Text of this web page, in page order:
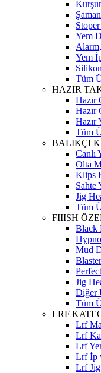
Yem
Yem
Tüm
HAZIR
Hazır
Hazır
Hazır
Tüm
BALIKÇI
Canlı
Olta
Klips
Sahte
Jig
Tüm
FIIISH
Black
Mud
Jig
Diğer
Tüm
LRF
Lrf
Lrf
Lrf
Lrf İp
Lrf